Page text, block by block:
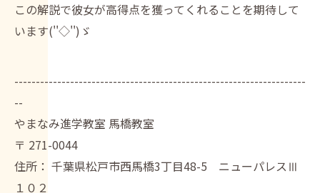
この解説で彼女が高得点を獲ってくれることを期待して
います(''◇'')ゞ
--------------------------------------------------------------------
--
やまなみ進学教室 馬橋教室
〒 271-0044
住所： 千葉県松戸市西馬橋3丁目48-5 ニューパレスⅢ
１０２